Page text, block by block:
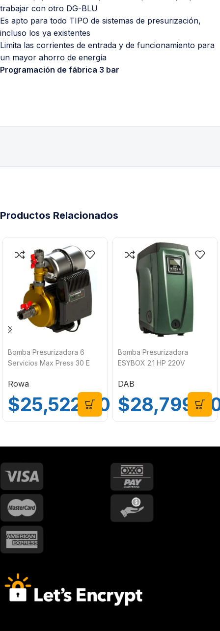
trabajar con otro DG-BLU
Es apto para todo TIPO de sistemas de presurización,
incluso los ya existentes
Limita las corrientes de entrada y de funcionamiento para
un mayor ahorro de energía
Programación de fábrica 3 bar
Productos Relacionados
Bomba Presurizadora 6
Servicios Max Press 30 E
Rowa
$25,522.00
Bomba Presurizadora
ESYBOX 2.1 HP 220V
DAB
$